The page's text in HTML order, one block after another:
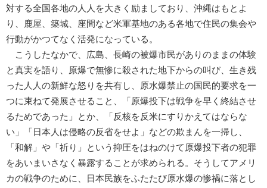
対する全国各地の人人を大きく励ましており、沖縄はもとよ
り、鹿屋、築城、座間など米軍基地のある各地で住民の集会や
行動がかつてなく活発になっている。
こうしたなかで、広島、長崎の被爆市民がありのままの体験
と真実を語り、原爆で無惨に殺された地下からの叫び、生き残
った人人の新鮮な怒りを共有し、原水爆禁止の国民的要求を一
つに束ねて発展させること、「原爆投下は戦争を早く終結させ
るためであった」とか、「反核を反米にすりかえてはならな
い」「日本人は侵略の反省をせよ」などの欺まんを一掃し、
「和解」や「祈り」という抑圧をはねのけて原爆投下者の犯罪
をあいまいさなく暴露することが求められる。そうしてアメリ
カの戦争のために、日本民族をふたたび原水爆の惨禍に落とし